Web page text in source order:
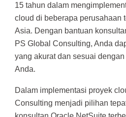
15 tahun dalam
cloud di beberapa perusahaan
Asia. Dengan bantuan
PS Global Consulting, Anda
yang akurat dan sesuai
Anda.
Dalam implementasi proyek
Consulting menjadi pilihan